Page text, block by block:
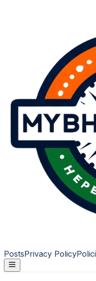
PostsPrivacy Policy